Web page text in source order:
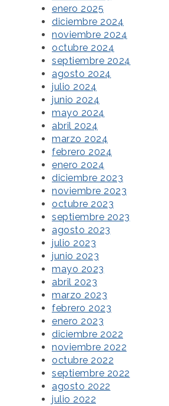
enero 2025
diciembre 2024
noviembre 2024
octubre 2024
septiembre 2024
agosto 2024
julio 2024
junio 2024
mayo 2024
abril 2024
marzo 2024
febrero 2024
enero 2024
diciembre 2023
noviembre 2023
octubre 2023
septiembre 2023
agosto 2023
julio 2023
junio 2023
mayo 2023
abril 2023
marzo 2023
febrero 2023
enero 2023
diciembre 2022
noviembre 2022
octubre 2022
septiembre 2022
agosto 2022
julio 2022